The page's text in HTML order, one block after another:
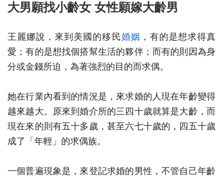
大男願找小齡女 女性願嫁大齡男
王麗娜說，來到美國的移民婚姻 ，有的是想求得真
愛；有的是想找個搭幫生活的夥伴；而有的則因為身
分或金錢所迫，為著強烈的目的而求偶。
她在行業內看到的情況是，來求婚的人現在年齡變得
越來越大。原來到婚介所的三四十歲就算是大齡，而
現在來的則有五十多歲，甚至六七十歲的，四五十歲
成了「年輕」的求偶族。
一個普遍現象是，來登記求婚的男性，不管自己年齡